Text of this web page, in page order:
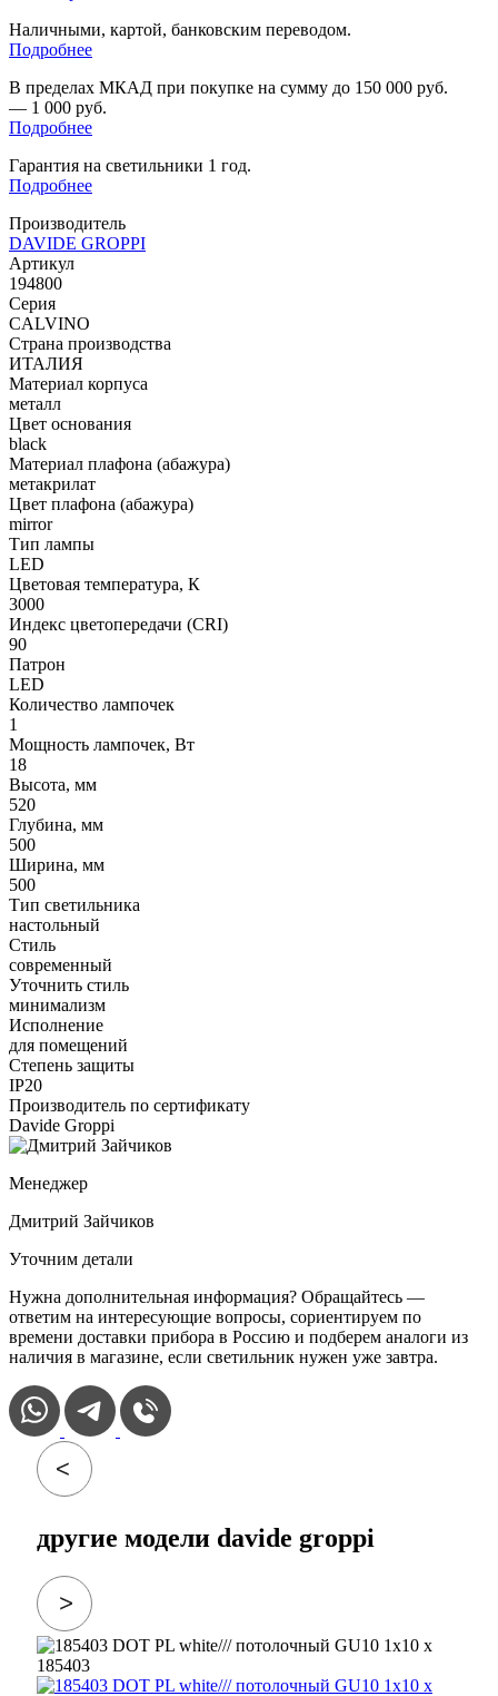
Наличными, картой, банковским переводом.
Подробнее
В пределах МКАД при покупке на сумму до 150 000 руб.
— 1 000 руб.
Подробнее
Гарантия на светильники 1 год.
Подробнее
Производитель
DAVIDE GROPPI
Артикул
194800
Серия
CALVINO
Страна производства
ИТАЛИЯ
Материал корпуса
металл
Цвет основания
black
Материал плафона (абажура)
метакрилат
Цвет плафона (абажура)
mirror
Тип лампы
LED
Цветовая температура, К
3000
Индекс цветопередачи (CRI)
90
Патрон
LED
Количество лампочек
1
Мощность лампочек, Вт
18
Высота, мм
520
Глубина, мм
500
Ширина, мм
500
Тип светильника
настольный
Стиль
современный
Уточнить стиль
минимализм
Исполнение
для помещений
Степень защиты
IP20
Производитель по сертификату
Davide Groppi
Менеджер
Дмитрий Зайчиков
Уточним детали
Нужна дополнительная информация? Обращайтесь —
ответим на интересующие вопросы, сориентируем по
времени доставки прибора в Россию и подберем аналоги из
наличия в магазине, если светильник нужен уже завтра.
другие модели davide groppi